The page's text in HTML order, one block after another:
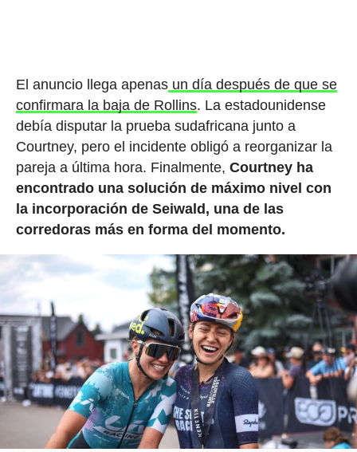
El anuncio llega apenasun día después de que se
confirmara la baja de Rollins. La estadounidense
debía disputar la prueba sudafricana junto a
Courtney, pero el incidente obligó a reorganizar la
pareja a última hora. Finalmente, Courtney ha
encontrado una solución de máximo nivel con
la incorporación de Seiwald, una de las
corredoras más en forma del momento.